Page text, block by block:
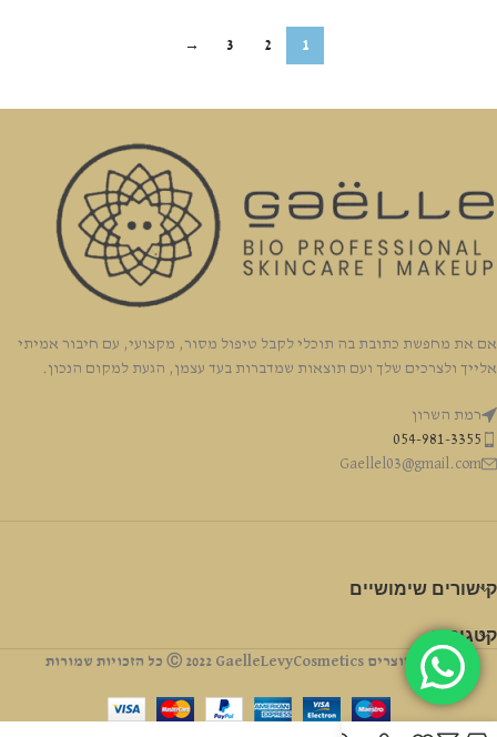
1
2
3
→
אם את מחפשת כתובת בה תוכלי לקבל טיפול מסור, מקצועי, עם חיבור אמיתי
אלייך ולצרכים שלך ועם תוצאות שמדברות בעד עצמן, הגעת למקום הנכון.
רמת השרון
054-981-3355
Gaellel03@gmail.com
קישורים שימושיים
קטגוריה
זכויות יוצרים Ⓒ 2022 GaelleLevyCosmetics כל הזכויות שמורות